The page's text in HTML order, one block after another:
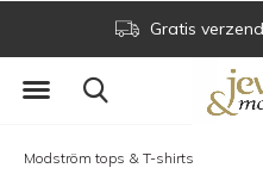
Voor 16.00 uur
Modström tops & T-shirts